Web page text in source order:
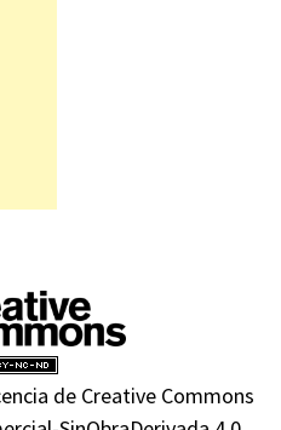
de Creative Commons